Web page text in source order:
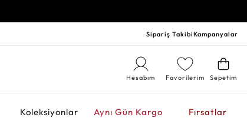
Sipariş TakibiKampanyalar
Sepetim
Favorilerim
Hesabım
Koleksiyonlar Aynı Gün Kargo Fırsatlar